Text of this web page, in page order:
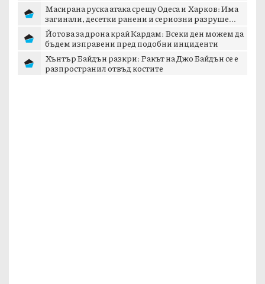
Масирана руска атака срещу Одеса и Харков: Има
загинали, десетки ранени и сериозни разруше...
Йотова за дрона край Кардам: Всеки ден можем да
бъдем изправени пред подобни инциденти
Хънтър Байдън разкри: Ракът на Джо Байдън се е
разпространил отвъд костите